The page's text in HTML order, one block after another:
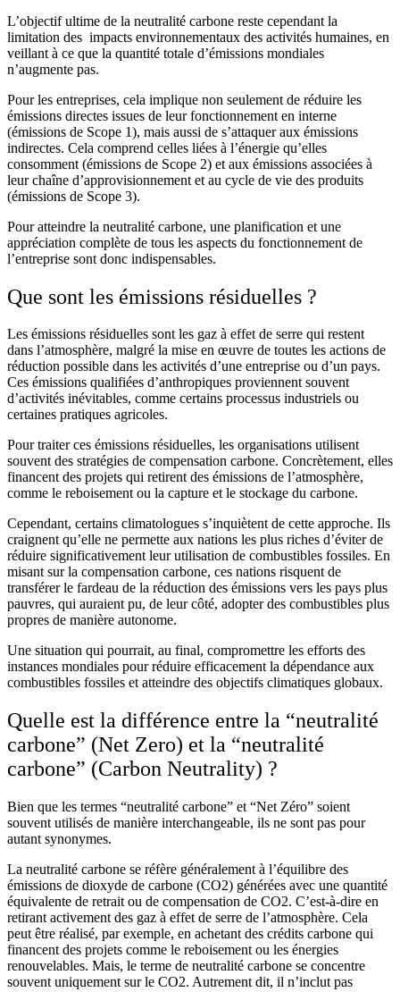
L’objectif ultime de la neutralité carbone reste cependant la
limitation des impacts environnementaux des activités humaines, en
veillant à ce que la quantité totale d’émissions mondiales
n’augmente pas.
Pour les entreprises, cela implique non seulement de réduire les
émissions directes issues de leur fonctionnement en interne
(émissions de Scope 1), mais aussi de s’attaquer aux émissions
indirectes. Cela comprend celles liées à l’énergie qu’elles
consomment (émissions de Scope 2) et aux émissions associées à
leur chaîne d’approvisionnement et au cycle de vie des produits
(émissions de Scope 3).
Pour atteindre la neutralité carbone, une planification et une
appréciation complète de tous les aspects du fonctionnement de
l’entreprise sont donc indispensables.
Que sont les émissions résiduelles ?
Les émissions résiduelles sont les gaz à effet de serre qui restent
dans l’atmosphère, malgré la mise en œuvre de toutes les actions de
réduction possible dans les activités d’une entreprise ou d’un pays.
Ces émissions qualifiées d’anthropiques proviennent souvent
d’activités inévitables, comme certains processus industriels ou
certaines pratiques agricoles.
Pour traiter ces émissions résiduelles, les organisations utilisent
souvent des stratégies de compensation carbone. Concrètement, elles
financent des projets qui retirent des émissions de l’atmosphère,
comme le reboisement ou la capture et le stockage du carbone.
Cependant, certains climatologues s’inquiètent de cette approche. Ils
craignent qu’elle ne permette aux nations les plus riches d’éviter de
réduire significativement leur utilisation de combustibles fossiles. En
misant sur la compensation carbone, ces nations risquent de
transférer le fardeau de la réduction des émissions vers les pays plus
pauvres, qui auraient pu, de leur côté, adopter des combustibles plus
propres de manière autonome.
Une situation qui pourrait, au final, compromettre les efforts des
instances mondiales pour réduire efficacement la dépendance aux
combustibles fossiles et atteindre des objectifs climatiques globaux.
Quelle est la différence entre la “neutralité
carbone” (Net Zero) et la “neutralité
carbone” (Carbon Neutrality) ?
Bien que les termes “neutralité carbone” et “Net Zéro” soient
souvent utilisés de manière interchangeable, ils ne sont pas pour
autant synonymes.
La neutralité carbone se réfère généralement à l’équilibre des
émissions de dioxyde de carbone (CO2) générées avec une quantité
équivalente de retrait ou de compensation de CO2. C’est-à-dire en
retirant activement des gaz à effet de serre de l’atmosphère. Cela
peut être réalisé, par exemple, en achetant des crédits carbone qui
financent des projets comme le reboisement ou les énergies
renouvelables. Mais, le terme de neutralité carbone se concentre
souvent uniquement sur le CO2. Autrement dit, il n’inclut pas